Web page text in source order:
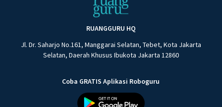
RUANGGURU HQ
Jl. Dr. Saharjo No.161, Manggarai Selatan, Tebet, Kota Jakarta
Selatan, Daerah Khusus Ibukota Jakarta 12860
Coba GRATIS Aplikasi Roboguru